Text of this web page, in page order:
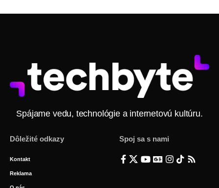
Spájame vedu, technológie a internetovú kultúru.
Dôležité odkazy
Kontakt
Reklama
Spoj sa s nami